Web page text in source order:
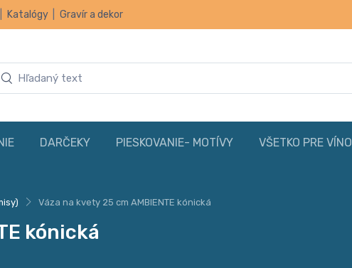
Katalógy Gravír a dekor
DARČEKY PIESKOVANIE- MOTÍVY VŠETKO PRE VÍNO
Váza na kvety 25 cm AMBIENTE kónická
kónická